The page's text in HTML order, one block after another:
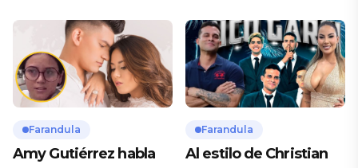
Farandula
Amy Gutiérrez habla
Farandula
Al estilo de Christian